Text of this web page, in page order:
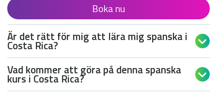
Boka nu
Är det rätt för mig att lära mig spanska i
Costa Rica? 
Vad kommer att göra på denna spanska
kurs i Costa Rica? 